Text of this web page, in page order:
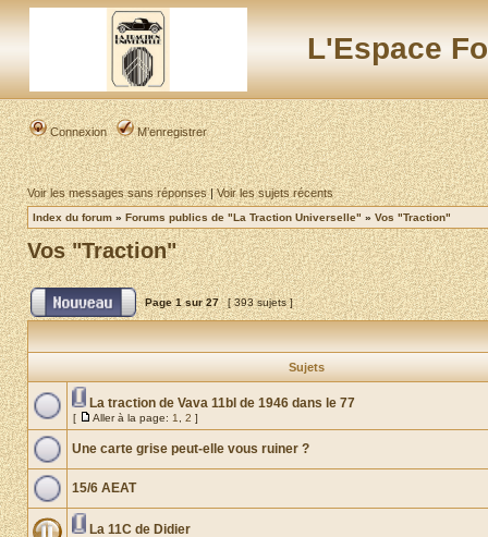
L'Espace
Connexion M’enregistrer
Voir les messages sans réponses|Voir les sujets récents
Index du forum » Forums publics de "La Traction Universelle" » Vos "Traction"
Vos "Traction"
Page1sur27 [ 393 sujets ]
Sujets
La traction de Vava 11bl de 1946 dans le 77
[ Aller à la page: 1 2 ]
Une carte grise peut-elle vous ruiner ?
15/6 AEAT
La 11C de Didier